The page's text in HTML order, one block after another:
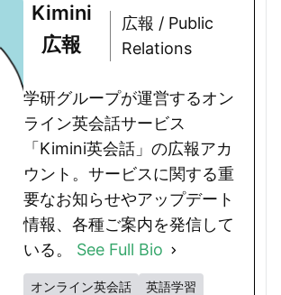
Kimini
広報
広報 / Public
Relations
学研グループが運営するオン
ライン英会話サービス
「Kimini英会話」の広報アカ
ウント。サービスに関する重
要なお知らせやアップデート
情報、各種ご案内を発信して
いる。 See Full Bio
オンライン英会話
英語学習